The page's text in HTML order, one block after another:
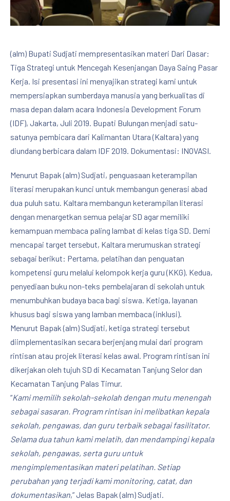
(alm) Bupati Sudjati mempresentasikan materi Dari Dasar:
Tiga Strategi untuk Mencegah Kesenjangan Daya Saing Pasar
Kerja. Isi presentasi ini menyajikan strategi kami untuk
mempersiapkan sumberdaya manusia yang berkualitas di
masa depan dalam acara Indonesia Development Forum
(IDF), Jakarta, Juli 2019. Bupati Bulungan menjadi satu-
satunya pembicara dari Kalimantan Utara (Kaltara) yang
diundang berbicara dalam IDF 2019. Dokumentasi: INOVASI.
Menurut Bapak (alm) Sudjati, penguasaan keterampilan
literasi merupakan kunci untuk membangun generasi abad
dua puluh satu. Kaltara membangun keterampilan literasi
dengan menargetkan semua pelajar SD agar memiliki
kemampuan membaca paling lambat di kelas tiga SD. Demi
mencapai target tersebut, Kaltara merumuskan strategi
sebagai berikut: Pertama, pelatihan dan penguatan
kompetensi guru melalui kelompok kerja guru (KKG). Kedua,
penyediaan buku non-teks pembelajaran di sekolah untuk
menumbuhkan budaya baca bagi siswa. Ketiga, layanan
khusus bagi siswa yang lamban membaca (inklusi).
Menurut Bapak (alm) Sudjati, ketiga strategi tersebut
diimplementasikan secara berjenjang mulai dari program
rintisan atau projek literasi kelas awal. Program rintisan ini
dikerjakan oleh tujuh SD di Kecamatan Tanjung Selor dan
Kecamatan Tanjung Palas Timur.
“Kami memilih sekolah-sekolah dengan mutu menengah
sebagai sasaran. Program rintisan ini melibatkan kepala
sekolah, pengawas, dan guru terbaik sebagai fasilitator.
Selama dua tahun kami melatih, dan mendampingi kepala
sekolah, pengawas, serta guru untuk
mengimplementasikan materi pelatihan. Setiap
perubahan yang terjadi kami monitoring, catat, dan
dokumentasikan,” Jelas Bapak (alm) Sudjati.